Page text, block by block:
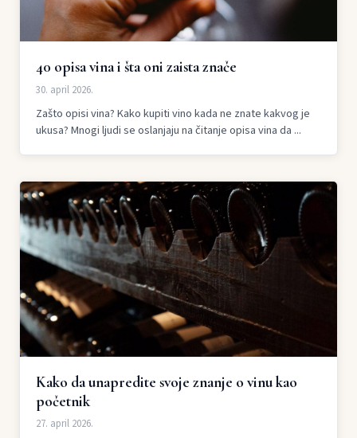
40 opisa vina i šta oni zaista znače
30. april 2026.
Zašto opisi vina? Kako kupiti vino kada ne znate kakvog je
ukusa? Mnogi ljudi se oslanjaju na čitanje opisa vina da ...
Kako da unapredite svoje znanje o vinu kao
početnik
27. april 2026.